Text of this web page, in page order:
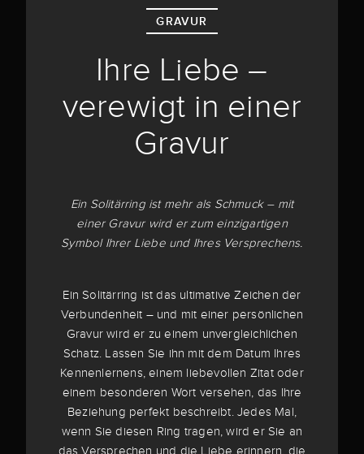
GRAVUR
Ihre Liebe –
verewigt in einer
Gravur
Ein Solitärring ist mehr als Schmuck – mit
einer Gravur wird er zum einzigartigen
Symbol Ihrer Liebe und Ihres Versprechens.
Ein Solitärring ist das ultimative Zeichen der
Verbundenheit – und mit einer persönlichen
Gravur wird er zu einem unvergleichlichen
Schatz. Lassen Sie ihn mit dem Datum Ihres
Kennenlernens, einem liebevollen Zitat oder
einem besonderen Wort versehen, das Ihre
Beziehung perfekt beschreibt. Jedes Mal,
wenn Sie diesen Ring tragen, wird er Sie an
das Versprechen und die Liebe erinnern, die